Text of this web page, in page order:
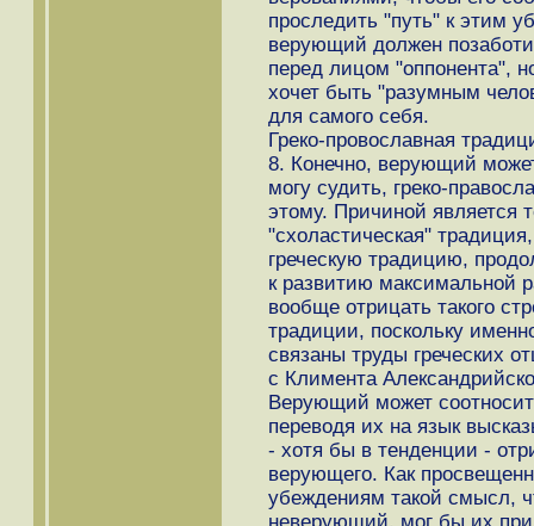
проследить "путь" к этим
верующий должен
перед лицом "оппонента",
хочет быть "разумным
для самого себя.
Греко-провославная
8. Конечно, верующий
могу судить, греко-
этому. Причиной является
"схоластическая"
греческую традицию,
к развитию максимальной
вообще отрицать такого
традиции, поскольку
связаны труды греческих
с Климента
Верующий может
переводя их на язык
- хотя бы в тенденции -
верующего. Как
убеждениям такой смысл,
неверующий, мог бы их